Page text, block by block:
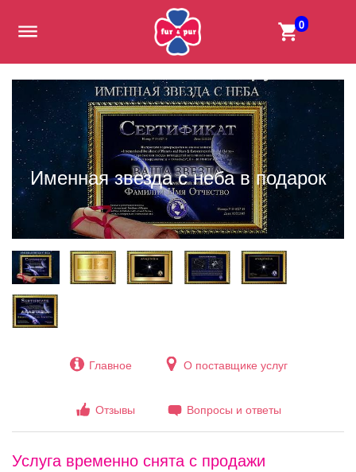
0
Именная звезда с неба в подарок
Главное О поставщике услуг
Отзывы Вопросы и ответы
Услуга временно снята с продажи